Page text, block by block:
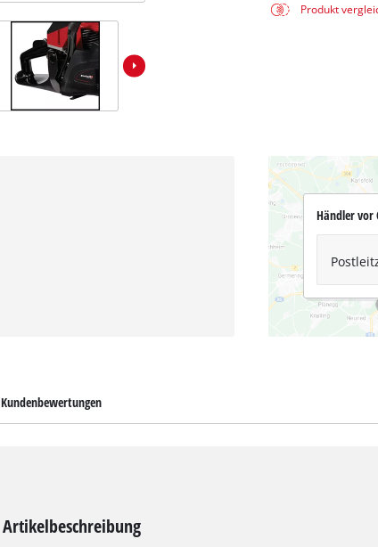
Produkt
Händler vor
Kundenbewertungen
Artikelbeschreibung